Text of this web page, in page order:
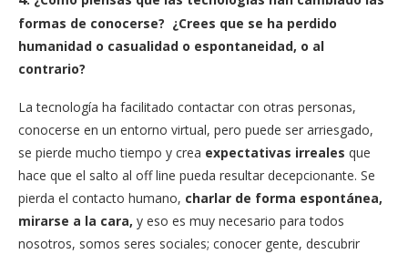
formas de conocerse? ¿Crees que se ha perdido
humanidad o casualidad o espontaneidad, o al
contrario?
La tecnología ha facilitado contactar con otras personas,
conocerse en un entorno virtual, pero puede ser arriesgado,
se pierde mucho tiempo y crea expectativas irreales que
hace que el salto al off line pueda resultar decepcionante. Se
pierda el contacto humano, charlar de forma espontánea,
mirarse a la cara, y eso es muy necesario para todos
nosotros, somos seres sociales; conocer gente, descubrir